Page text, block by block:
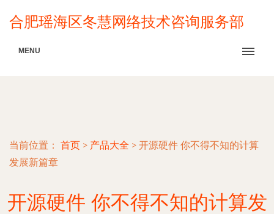
合肥瑶海区冬慧网络技术咨询服务部
MENU
当前位置： 首页 > 产品大全 > 开源硬件 你不得不知的计算
发展新篇章
开源硬件 你不得不知的计算发